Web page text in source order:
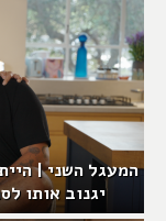
המעגל השני |
יגנוב אותו